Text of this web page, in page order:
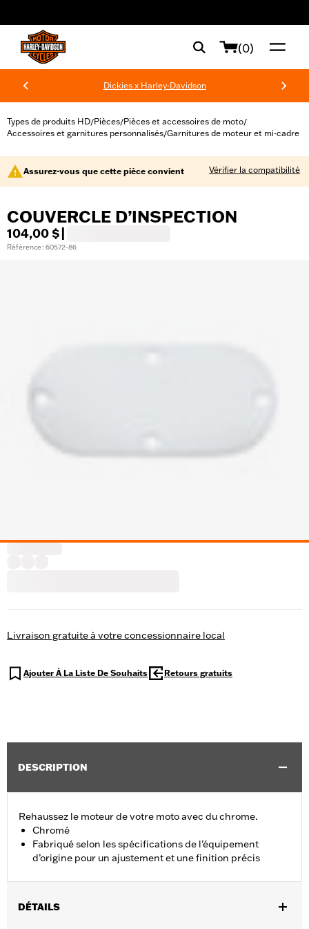
(0)
Dickies x Harley-Davidson
Types de produits HD/Pièces/Pièces et accessoires de moto/
Accessoires et garnitures personnalisés/Garnitures de moteur et mi-cadre
Assurez-vous que cette pièce convient Vérifier la compatibilité
COUVERCLE D’INSPECTION
104,00 $
Référence : 60572-86
Livraison gratuite à votre concessionnaire local
Ajouter À La Liste De Souhaits Retours gratuits
DESCRIPTION
Rehaussez le moteur de votre moto avec du chrome.
Chromé
Fabriqué selon les spécifications de l’équipement
d’origine pour un ajustement et une finition précis
DÉTAILS